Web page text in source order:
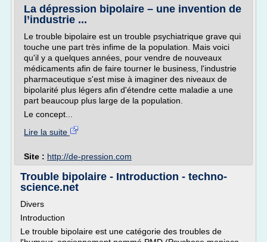
La dépression bipolaire – une invention de
l’industrie ...
Le trouble bipolaire est un trouble psychiatrique grave qui
touche une part très infime de la population. Mais voici
qu'il y a quelques années, pour vendre de nouveaux
médicaments afin de faire tourner le business, l'industrie
pharmaceutique s'est mise à imaginer des niveaux de
bipolarité plus légers afin d'étendre cette maladie a une
part beaucoup plus large de la population.
Le concept...
Lire la suite
Site : http://de-pression.com
Trouble bipolaire - Introduction - techno-
science.net
Divers
Introduction
Le trouble bipolaire est une catégorie des troubles de